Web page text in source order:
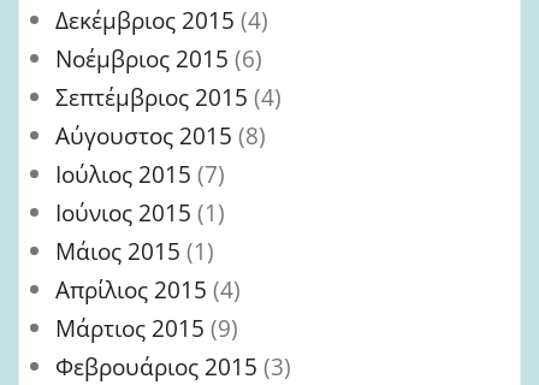
Δεκέμβριος 2015 (4)
Νοέμβριος 2015 (6)
Σεπτέμβριος 2015 (4)
Αύγουστος 2015 (8)
Ιούλιος 2015 (7)
Ιούνιος 2015 (1)
Μάιος 2015 (1)
Απρίλιος 2015 (4)
Μάρτιος 2015 (9)
Φεβρουάριος 2015 (3)